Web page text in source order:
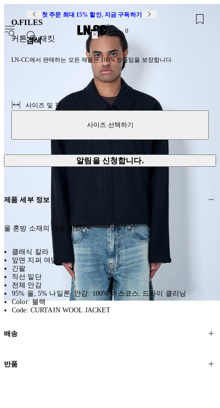
첫 주문 최대 15% 할인. 지금 구독하기
검색
0
O.FILES
커튼 울 재킷
LN-CC에서 판매하는 모든 제품은 100% 정품임을 보장합니다.
사이즈 및 핏
사이즈 선택하기
알림을 신청합니다.
제품 세부 정보
울 혼방 소재의 크롭 재킷.
클래식 칼라
앞면 지퍼 여밈
긴팔
직선 밑단
전체 안감
95% 울, 5% 나일론. 안감: 100% 비스코스. 드라이 클리닝
Color: 블랙
Code: CURTAIN WOOL JACKET
배송
고객님의 위치에 따라 일반 배송과 익스프레스 배송을 제공합니다.
반품